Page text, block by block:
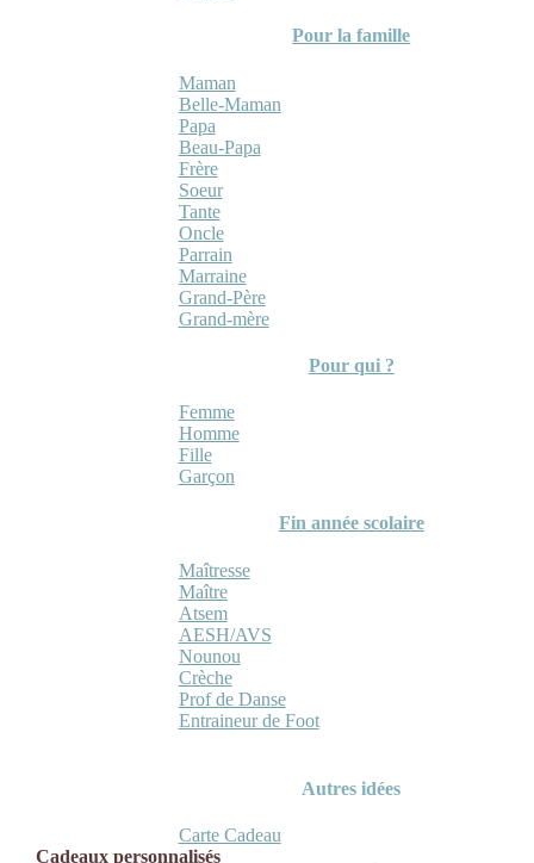
Pour la famille
Maman
Belle-Maman
Papa
Beau-Papa
Frère
Soeur
Tante
Oncle
Parrain
Marraine
Grand-Père
Grand-mère
Pour qui ?
Femme
Homme
Fille
Garçon
Fin année scolaire
Maîtresse
Maître
Atsem
AESH/AVS
Nounou
Crèche
Prof de Danse
Entraineur de Foot
Autres idées
Carte Cadeau
Cadeaux personnalisés